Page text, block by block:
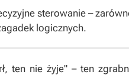
sterowanie –
logicznych.
ten nie żyje" – ten